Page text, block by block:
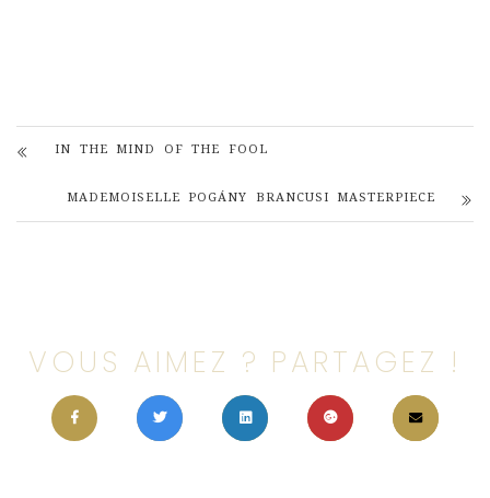
IN THE MIND OF THE FOOL
MADEMOISELLE POGÁNY BRANCUSI MASTERPIECE
VOUS AIMEZ ? PARTAGEZ !